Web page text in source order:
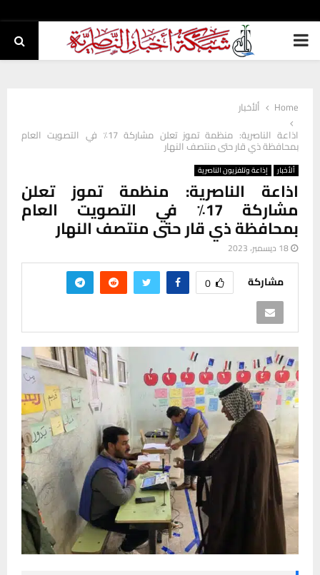
PRIMARY
Home
ألأخبار
اذاعة الناصرية: منظمة تموز تعلن مشاركة 17٪ في التصويت العام
بمحافظة ذي قار حتى منتصف النهار
ألأخبار إذاعة وتلفزيون الناصرية
اذاعة الناصرية: منظمة تموز تعلن
مشاركة 17٪ في التصويت العام
بمحافظة ذي قار حتى منتصف النهار
18 ديسمبر، 2023
مشاركة 0